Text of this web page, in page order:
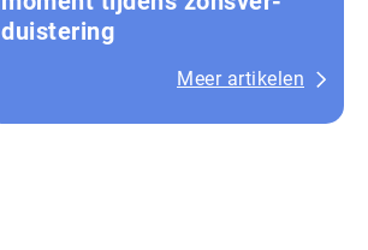
duis­te­ring
Meer artikelen